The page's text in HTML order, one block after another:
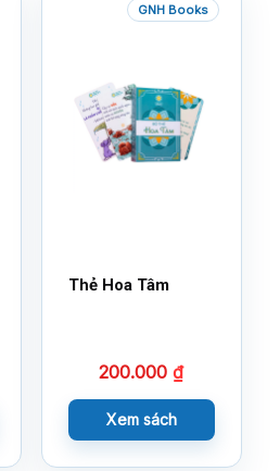
GNH Books
Thẻ Hoa Tâm
200.000₫
Xem sách